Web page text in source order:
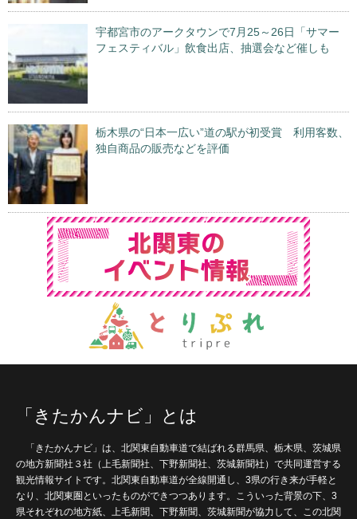
宇都宮市のアークタウンで7月25～26日「サマー
フェスティバル」飲食出店、抽選会など催しも
栃木県の“日本一広い”道の駅が初受賞 利用客数、
独自商品の販売などを評価
「きたかんナビ」とは
「きたかんナビ」は、北関東自動車道で結ばれる群馬県、栃木県、茨城県
の地方新聞社３社（上毛新聞社、下野新聞社、茨城新聞社）で共同運営する
観光情報サイトです。北関東自動車道が全線開通し、3県の行き来が手軽と
なり、北関東圏といったものができつつあります。こういった背景の下、3
県それぞれの地方紙、上毛新聞、下野新聞、茨城新聞が協力して、この北関